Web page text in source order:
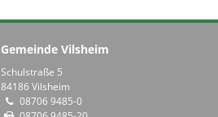
Gemeinde Vilsheim
Schulstraße 5
84186 Vilsheim
08706 9485-0